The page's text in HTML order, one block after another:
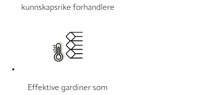
kunnskapsrike forhandlere
Effektive gardiner som